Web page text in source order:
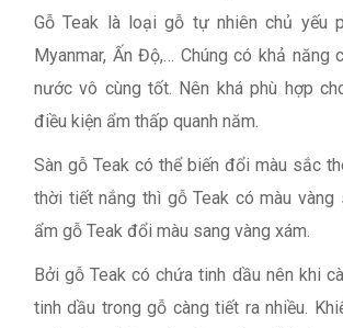
Gỗ Teak là loại gỗ tự nhiên chủ yếu
Myanmar, Ấn Độ,… Chúng có khả năng
nước vô cùng tốt. Nên khá phù hợp
điều kiện ẩm thấp quanh năm.
Sàn gỗ Teak có thể biến đổi màu sắc
thời tiết nắng thì gỗ Teak có màu vàng
ẩm gỗ Teak đổi màu sang vàng xám.
Bởi gỗ Teak có chứa tinh dầu nên khi
tinh dầu trong gỗ càng tiết ra nhiều.